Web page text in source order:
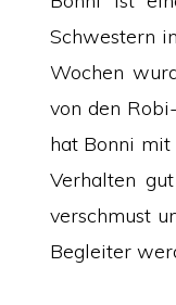
Schwestern
Wochen
von den
hat Bonni mit
Verhalten
verschmust
Begleiter